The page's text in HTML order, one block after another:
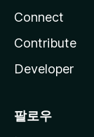
Connect
Contribute
Developer
팔로우